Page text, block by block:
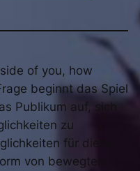
of you, how
beginnt das Spiel
Publikum auf, sich
zu
für diese
von bewegten